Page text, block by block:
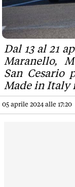
Dal 13 al 21
Maranello,
San Cesario
Made in Italy
05 aprile 2024 alle 17:20